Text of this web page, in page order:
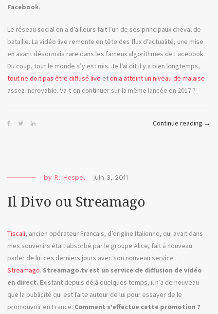
Facebook.
Le réseau social en a d’ailleurs fait l’un de ses principaux cheval de
bataille. La vidéo live remonte en tête des flux d’actualité, une mise
en avant désormais rare dans les fameux algorithmes de Facebook.
Du coup, tout le monde s’y est mis. Je l’ai dit il y a bien longtemps,
tout ne doit pas être diffusé live eton a atteint un niveau de malaise
assez incroyable. Va-t-on continuer sur la même lancée en 2017 ?
Continue reading «
→
by R. Hespel - juin 3, 2011
Il Divo ou Streamago
Tiscali, ancien opérateur Français, d’origine Italienne, qui avait dans
mes souvenirs était absorbé par le groupe Alice, fait à nouveau
parler de lui ces derniers jours avec son nouveau service :
Streamago. Streamago.tv est un service de diffusion de vidéo
en direct. Existant depuis déjà quelques temps, il n’a de nouveau
que la publicité qui est faite autour de lui pour essayer de le
promouvoir en France. Comment s’effectue cette promotion ?